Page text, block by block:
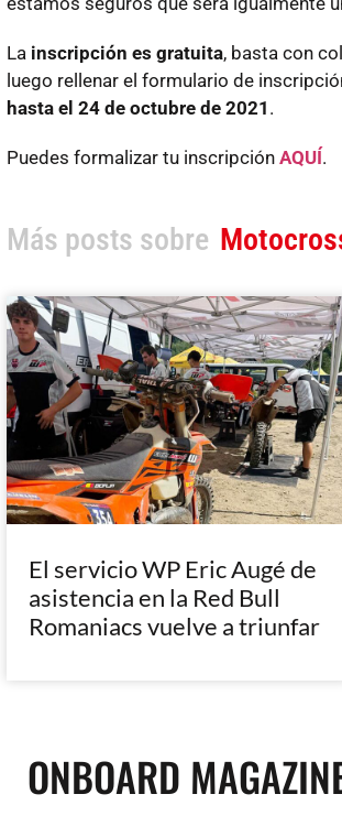
La inscripción es gratuita, basta con
luego rellenar el formulario de
hasta el 24 de octubre de 2021 .
Puedes formalizar tu inscripción AQUÍ.
Más posts sobre
El servicio WP Eric Augé de
asistencia en la Red Bull
Romaniacs vuelve a triunfar
ONBOARD